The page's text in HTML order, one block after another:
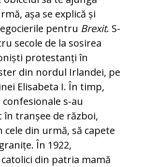
așa se explică și
pentru Brexit. S-
secole de la sosirea
protestanți în
din nordul Irlandei, pe
Elisabeta I. În timp,
s-au
tranșee de război,
cele din urmă, să capete
În 1922,
din patria mamă